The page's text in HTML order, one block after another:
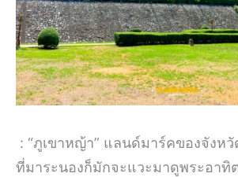
: “ภูเขาหญ้า” แลนด์มาร์คของจังห
ที่มาระนองก็มักจะแวะมาดูพระอาทิ